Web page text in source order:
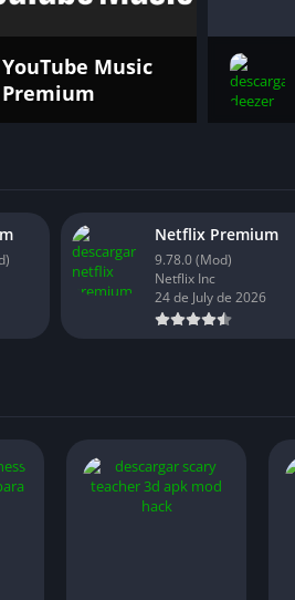
YouTube Music
Premium
Netflix Premium
9.78.0 (Mod)
Netflix Inc
24 de July de 2026